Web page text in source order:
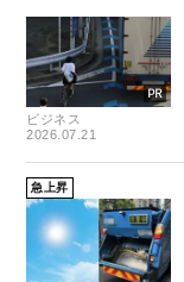
ビジネス
2026.07.21
急上昇